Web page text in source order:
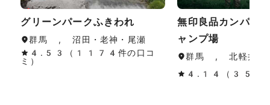
グリーンパークふきわれ
群馬 , 沼田・老神・尾瀬
4.53（1174件の口コ
ミ）
無印良品カンパー
ャンプ場
群馬 , 北軽井沢
4.14（351件